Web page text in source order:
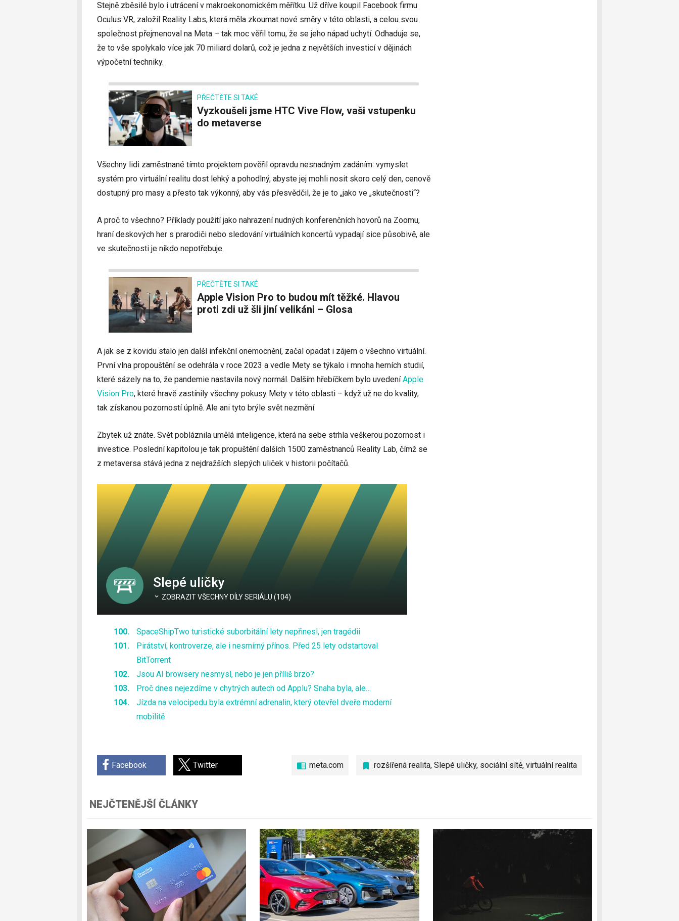
Stejně zběsilé bylo i utrácení v makroekonomickém měřítku. Už dříve koupil Facebook firmu
Oculus VR, založil Reality Labs, která měla zkoumat nové směry v této oblasti, a celou svou
společnost přejmenoval na Meta – tak moc věřil tomu, že se jeho nápad uchytí. Odhaduje se,
že to vše spolykalo více jak 70 miliard dolarů, což je jedna z největších investicí v dějinách
výpočetní techniky.
PŘEČTĚTE SI TAKÉ
Vyzkoušeli jsme HTC Vive Flow, vaši vstupenku
do metaverse
Všechny lidi zaměstnané tímto projektem pověřil opravdu nesnadným zadáním: vymyslet
systém pro virtuální realitu dost lehký a pohodlný, abyste jej mohli nosit skoro celý den, cenově
dostupný pro masy a přesto tak výkonný, aby vás přesvědčil, že je to „jako ve „skutečnosti“?
A proč to všechno? Příklady použití jako nahrazení nudných konferenčních hovorů na Zoomu,
hraní deskových her s prarodiči nebo sledování virtuálních koncertů vypadají sice působivě, ale
ve skutečnosti je nikdo nepotřebuje.
PŘEČTĚTE SI TAKÉ
Apple Vision Pro to budou mít těžké. Hlavou
proti zdi už šli jiní velikáni – Glosa
A jak se z kovidu stalo jen další infekční onemocnění, začal opadat i zájem o všechno virtuální.
První vlna propouštění se odehrála v roce 2023 a vedle Mety se týkalo i mnoha herních studií,
které sázely na to, že pandemie nastavila nový normál. Dalším hřebíčkem bylo uvedeníApple
Vision Pro, které hravě zastínily všechny pokusy Mety v této oblasti – když už ne do kvality,
tak získanou pozorností úplně. Ale ani tyto brýle svět nezmění.
Zbytek už znáte. Svět pobláznila umělá inteligence, která na sebe strhla veškerou pozornost i
investice. Poslední kapitolou je tak propuštění dalších 1500 zaměstnanců Reality Lab, čímž se
z metaversa stává jedna z nejdražších slepých uliček v historii počítačů.
Slepé uličky
ZOBRAZIT VŠECHNY DÍLY SERIÁLU (104)
SpaceShipTwo turistické suborbitální lety nepřinesl, jen tragédii
Pirátství, kontroverze, ale i nesmírný přínos. Před 25 lety odstartoval
BitTorrent
Jsou AI browsery nesmysl, nebo je jen příliš brzo?
Proč dnes nejezdíme v chytrých autech od Applu? Snaha byla, ale…
Jízda na velocipedu byla extrémní adrenalin, který otevřel dveře moderní
mobilitě
meta.com rozšířená realita, Slepé uličky, sociální sítě, virtuální realita
Facebook Twitter
NEJČTENĚJŠÍ ČLÁNKY